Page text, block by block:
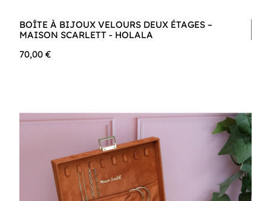
BOÎTE À BIJOUX VELOURS DEUX ÉTAGES –
MAISON SCARLETT - HOLALA
70,00 €